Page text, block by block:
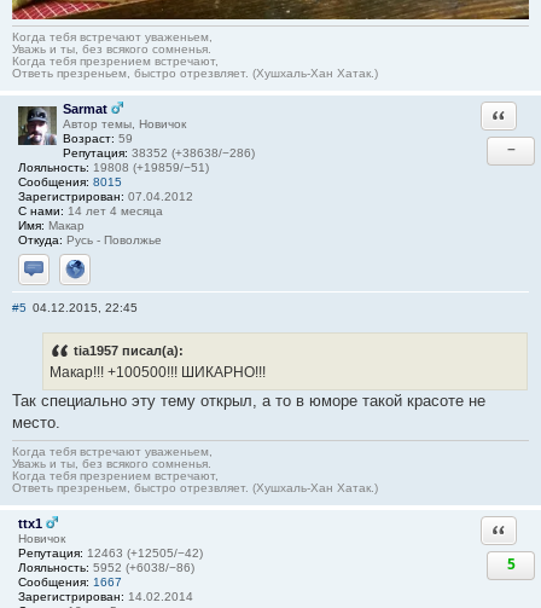
Когда тебя встречают уваженьем,
Уважь и ты, без всякого сомненья.
Когда тебя презрением встречают,
Ответь презреньем, быстро отрезвляет. (Хушхаль-Хан Хатак.)
Sarmat
Автор темы, Новичок
Возраст: 59
Репутация: 38352 (+38638/−286)
Лояльность: 19808 (+19859/−51)
Сообщения: 8015
Зарегистрирован: 07.04.2012
С нами: 14 лет 4 месяца
Имя: Макар
Откуда: Русь - Поволжье
Отправить личное сообщение
Сайт
−
#5 04.12.2015, 22:45
tia1957 писал(а):
Макар!!! +100500!!! ШИКАРНО!!!
Так специально эту тему открыл, а то в юморе такой красоте не
место.
Когда тебя встречают уваженьем,
Уважь и ты, без всякого сомненья.
Когда тебя презрением встречают,
Ответь презреньем, быстро отрезвляет. (Хушхаль-Хан Хатак.)
ttx1
Новичок
Репутация: 12463 (+12505/−42)
Лояльность: 5952 (+6038/−86)
Сообщения: 1667
Зарегистрирован: 14.02.2014
5